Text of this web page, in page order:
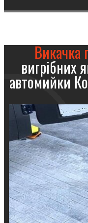
Викачка
вигрібних
автомийки